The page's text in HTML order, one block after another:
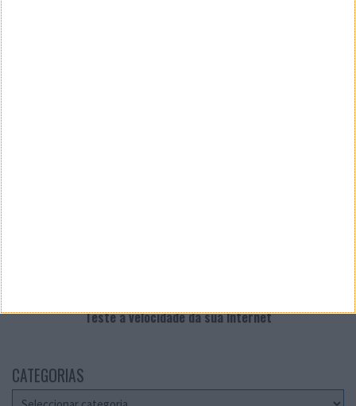
Teste a velocidade da sua Internet
CATEGORIAS
Categorias